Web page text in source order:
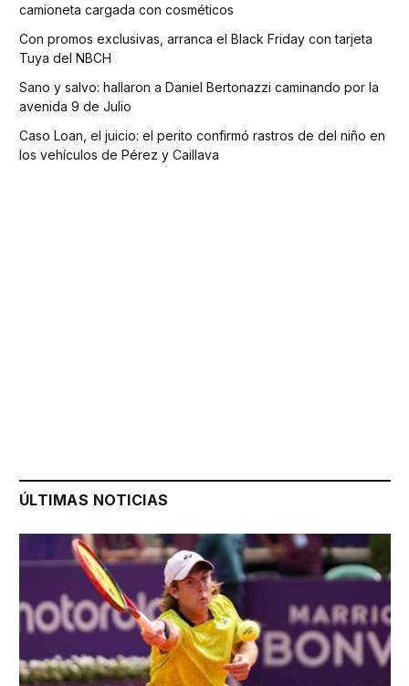
camioneta cargada con cosméticos
Con promos exclusivas, arranca el Black Friday con tarjeta
Tuya del NBCH
Sano y salvo: hallaron a Daniel Bertonazzi caminando por la
avenida 9 de Julio
Caso Loan, el juicio: el perito confirmó rastros de del niño en
los vehículos de Pérez y Caillava
ÚLTIMAS NOTICIAS